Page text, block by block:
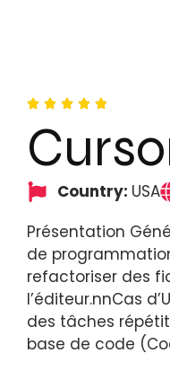
Country: USA
Présentation
de
refactoriser des
l’éditeur.nnCas
des tâches
base de code